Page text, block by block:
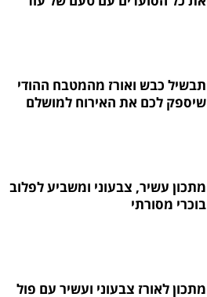
תבשיל כבש ואורז מהמטבח ההודי
שיספק לכם את האירוח למושלם
מתכון עשיר, צבעוני ומשביע לפלוב
בוכרי מסורתי
מתכון לאורז צבעוני ועשיר עם פול